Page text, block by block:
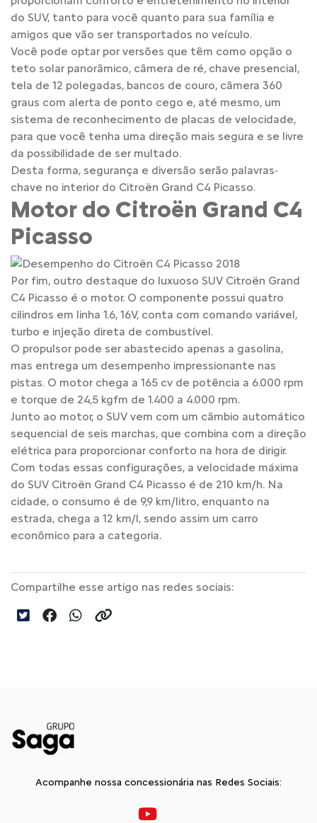
do SUV, tanto para você quanto para sua família e
amigos que vão ser transportados no veículo.
Você pode optar por versões que têm como opção o
teto solar panorâmico, câmera de ré, chave presencial,
tela de 12 polegadas, bancos de couro, câmera 360
graus com alerta de ponto cego e, até mesmo, um
sistema de reconhecimento de placas de velocidade,
para que você tenha uma direção mais segura e se livre
da possibilidade de ser multado.
Desta forma, segurança e diversão serão palavras-
chave no interior do Citroën Grand C4 Picasso.
Motor do Citroën Grand C4
Picasso
Por fim, outro destaque do luxuoso SUV Citroën Grand
C4 Picasso é o motor. O componente possui quatro
cilindros em linha 1.6, 16V, conta com comando variável,
turbo e injeção direta de combustível.
O propulsor pode ser abastecido apenas a gasolina,
mas entrega um desempenho impressionante nas
pistas. O motor chega a 165 cv de potência a 6.000 rpm
e torque de 24,5 kgfm de 1.400 a 4.000 rpm.
Junto ao motor, o SUV vem com um câmbio automático
sequencial de seis marchas, que combina com a direção
elétrica para proporcionar conforto na hora de dirigir.
Com todas essas configurações, a velocidade máxima
do SUV Citroën Grand C4 Picasso é de 210 km/h. Na
cidade, o consumo é de 9,9 km/litro, enquanto na
estrada, chega a 12 km/l, sendo assim um carro
econômico para a categoria.
Compartilhe esse artigo nas redes sociais:
Acompanhe nossa concessionária nas Redes Sociais: